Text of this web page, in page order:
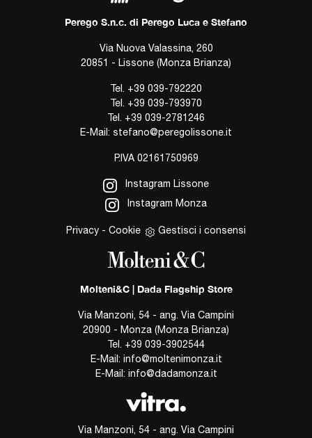
Perego S.n.c. di Perego Luca e Stefano
Via Nuova Valassina, 260
20851 - Lissone (Monza Brianza)
Tel. +39 039-792220
Tel. +39 039-793970
Tel. +39 039-2781246
E-Mail: stefano@peregolissone.it
P.IVA 02161750969
Instagram Lissone
Instagram Monza
Privacy - Cookie Gestisci i consensi
Molteni&C | Dada Flagship Store
Via Manzoni, 54 - ang. Via Campini
20900 - Monza (Monza Brianza)
Tel. +39 039-3902544
E-Mail: info@moltenimonza.it
E-Mail: info@dadamonza.it
Via Manzoni, 54 - ang. Via Campini